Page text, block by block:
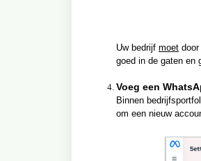
Uw bedrijf moet
goed in de gaten en
Voeg een
Binnen
om een nieuw